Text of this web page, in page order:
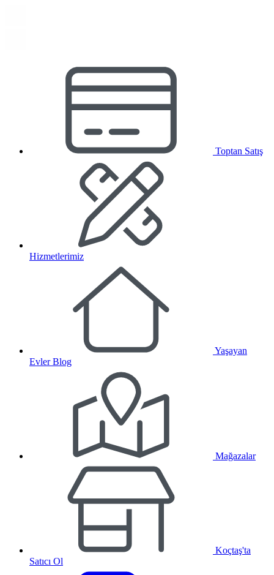
Toptan Satış
Hizmetlerimiz
Yaşayan
Evler Blog
Mağazalar
Koçtaş'ta
Satıcı Ol